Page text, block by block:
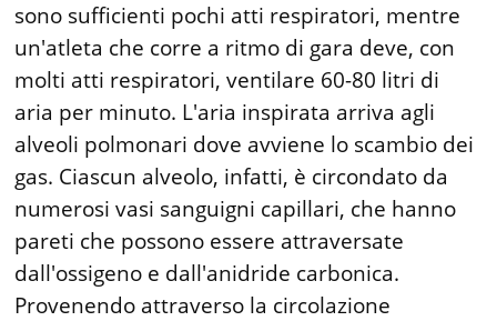
sono sufficienti pochi atti respiratori, mentre
un'atleta che corre a ritmo di gara deve, con
molti atti respiratori, ventilare 60-80 litri di
aria per minuto. L'aria inspirata arriva agli
alveoli polmonari dove avviene lo scambio dei
gas. Ciascun alveolo, infatti, è circondato da
numerosi vasi sanguigni capillari, che hanno
pareti che possono essere attraversate
dall'ossigeno e dall'anidride carbonica.
Provenendo attraverso la circolazione